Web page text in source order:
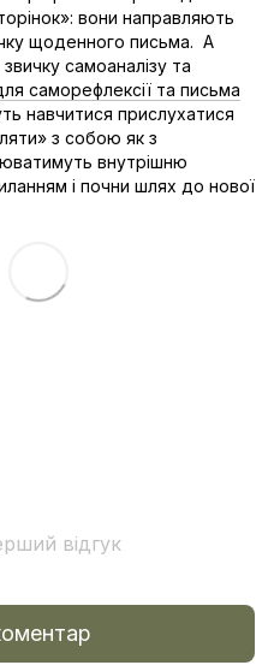
вони направляють
щоденного письма. А
самоаналізу та
саморефлексії та письма
навчитися прислухатися
з собою як з
внутрішню
і почни шлях до нової
відгук